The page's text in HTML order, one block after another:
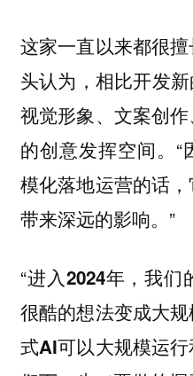
这家一直以来都很
头认为，相比开发
视觉形象、文案创
的创意发挥空间。“
模化落地运营的话
带来深远的影响。 ”
“进入2024年，我们
很酷的想法变成大
式AI可以大规模运